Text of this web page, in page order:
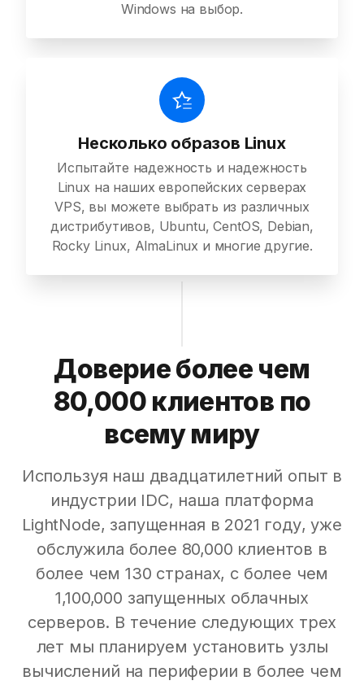
Windows на выбор.
Несколько образов Linux
Испытайте надежность и надежность
Linux на наших европейских серверах
VPS, вы можете выбрать из различных
дистрибутивов, Ubuntu, CentOS, Debian,
Rocky Linux, AlmaLinux и многие другие.
Доверие более чем
80,000 клиентов по
всему миру
Используя наш двадцатилетний опыт в
индустрии IDC, наша платформа
LightNode, запущенная в 2021 году, уже
обслужила более 80,000 клиентов в
более чем 130 странах, с более чем
1,100,000 запущенных облачных
серверов. В течение следующих трех
лет мы планируем установить узлы
вычислений на периферии в более чем